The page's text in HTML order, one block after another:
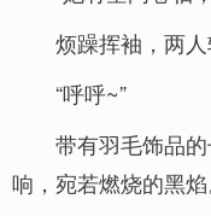
烦躁挥袖，两人
“呼呼~”
带有羽毛饰品
响，宛若燃烧的黑焰